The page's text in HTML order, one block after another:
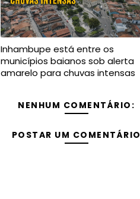
Inhambupe está entre os
municípios baianos sob alerta
amarelo para chuvas intensas
NENHUM COMENTÁRIO:
POSTAR UM COMENTÁRIO